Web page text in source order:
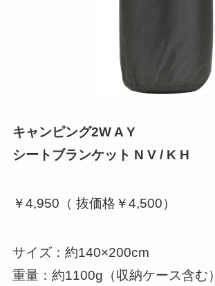
キャンピング2W A Y
シートブランケット N V / K H
￥4,950（ 抜価格￥4,500）
サイズ：約140×200cm
重量：約1100g（収納ケース含む）